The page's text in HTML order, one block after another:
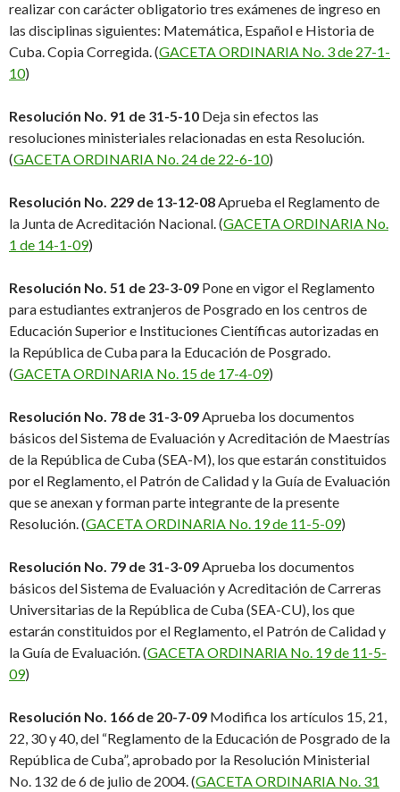
realizar con carácter obligatorio tres exámenes de ingreso en
las disciplinas siguientes: Matemática, Español e Historia de
Cuba. Copia Corregida. (GACETA ORDINARIA No. 3 de 27-1-
10)
Resolución No. 91 de 31-5-10 Deja sin efectos las
resoluciones ministeriales relacionadas en esta Resolución.
(GACETA ORDINARIA No. 24 de 22-6-10)
Resolución No. 229 de 13-12-08 Aprueba el Reglamento de
la Junta de Acreditación Nacional. (GACETA ORDINARIA No.
1 de 14-1-09)
Resolución No. 51 de 23-3-09 Pone en vigor el Reglamento
para estudiantes extranjeros de Posgrado en los centros de
Educación Superior e Instituciones Científicas autorizadas en
la República de Cuba para la Educación de Posgrado.
(GACETA ORDINARIA No. 15 de 17-4-09)
Resolución No. 78 de 31-3-09 Aprueba los documentos
básicos del Sistema de Evaluación y Acreditación de Maestrías
de la República de Cuba (SEA-M), los que estarán constituidos
por el Reglamento, el Patrón de Calidad y la Guía de Evaluación
que se anexan y forman parte integrante de la presente
Resolución. (GACETA ORDINARIA No. 19 de 11-5-09)
Resolución No. 79 de 31-3-09 Aprueba los documentos
básicos del Sistema de Evaluación y Acreditación de Carreras
Universitarias de la República de Cuba (SEA-CU), los que
estarán constituidos por el Reglamento, el Patrón de Calidad y
la Guía de Evaluación. (GACETA ORDINARIA No. 19 de 11-5-
09)
Resolución No. 166 de 20-7-09 Modifica los artículos 15, 21,
22, 30 y 40, del “Reglamento de la Educación de Posgrado de la
República de Cuba”, aprobado por la Resolución Ministerial
No. 132 de 6 de julio de 2004. (GACETA ORDINARIA No. 31